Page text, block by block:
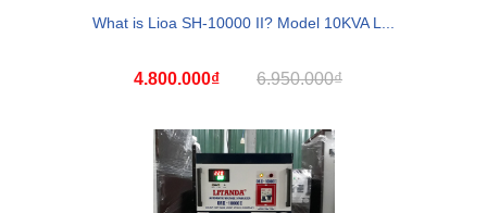
What is Lioa SH-10000 II? Model 10KVA L...
4.800.000₫ 6.950.000₫